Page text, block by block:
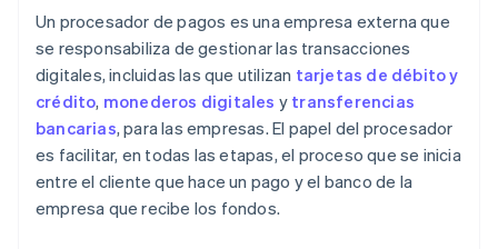
Un procesador de pagos es una empresa externa que
se responsabiliza de gestionar las transacciones
digitales, incluidas las que utilizan tarjetas de débito y
crédito, monederos digitales y transferencias
bancarias, para las empresas. El papel del procesador
es facilitar, en todas las etapas, el proceso que se inicia
entre el cliente que hace un pago y el banco de la
empresa que recibe los fondos.